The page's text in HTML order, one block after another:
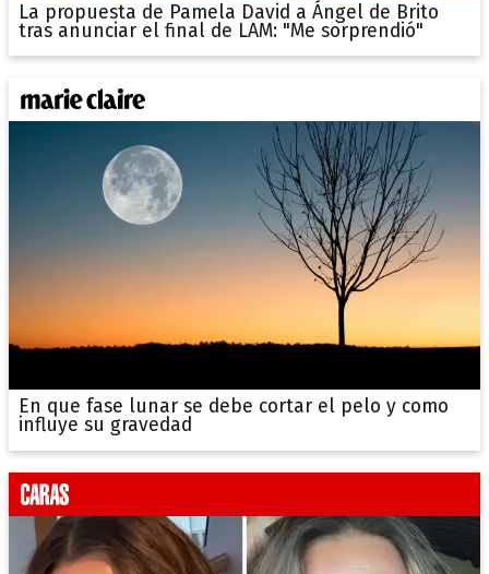
La propuesta de Pamela David a Ángel de Brito
tras anunciar el final de LAM: "Me sorprendió"
En que fase lunar se debe cortar el pelo y como
influye su gravedad